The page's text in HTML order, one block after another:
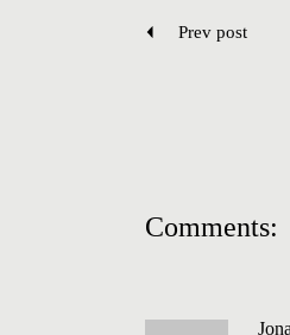
Prev post
Comments: